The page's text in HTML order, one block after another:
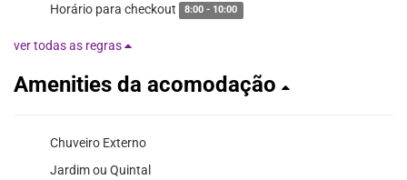
Horário para checkout 8:00 - 10:00
ver todas as regras
Amenities da acomodação
Chuveiro Externo
Jardim ou Quintal